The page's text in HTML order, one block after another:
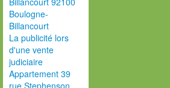
Boulogne-
Billancourt
La publicité lors
d'une vente
judiciaire
Appartement 39
rue Stephenson